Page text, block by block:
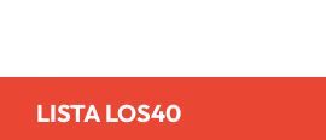
LISTA LOS40